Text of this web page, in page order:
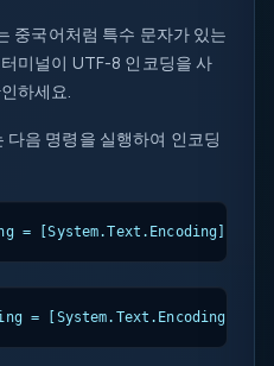
중국어처럼 특수 문자가 있는
미널이 UTF-8 인코딩을 사
하세요.
음 명령을 실행하여 인코딩
=
=